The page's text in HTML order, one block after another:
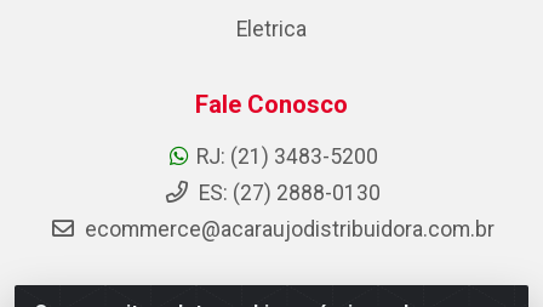
Eletrica
Fale Conosco
RJ: (21) 3483-5200
ES: (27) 2888-0130
ecommerce@acaraujodistribuidora.com.br